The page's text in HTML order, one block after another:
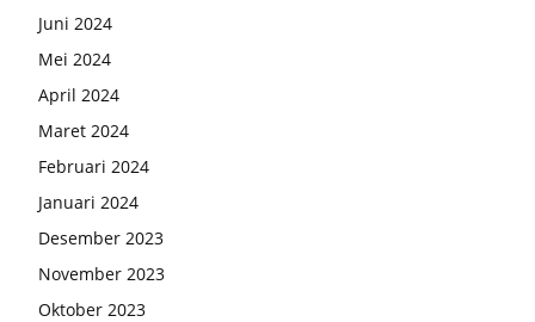
Juni 2024
Mei 2024
April 2024
Maret 2024
Februari 2024
Januari 2024
Desember 2023
November 2023
Oktober 2023